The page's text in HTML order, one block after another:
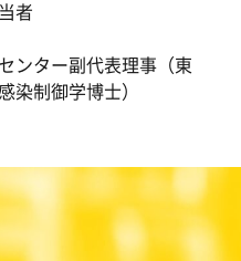
者
ンター副代表理事（東
染制御学博士）